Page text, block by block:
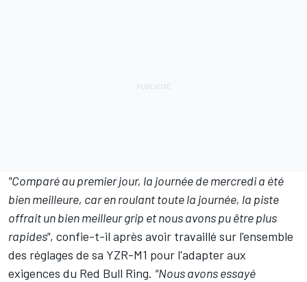
"Comparé au premier jour, la journée de mercredi a été
bien meilleure, car en roulant toute la journée, la piste
offrait un bien meilleur grip et nous avons pu être plus
rapides", confie-t-il après avoir travaillé sur l'ensemble
des réglages de sa YZR-M1 pour l'adapter aux
exigences du Red Bull Ring. "Nous avons essayé